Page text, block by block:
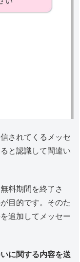
されてくるメッセ
と認識して間違い
料期間を終了さ
目的です。そのた
追加してメッセー
に関する内容を送